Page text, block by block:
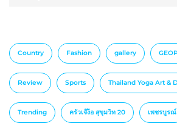
Country Fashion gallery
Review Sports Thailand Yoga Art &
Trending ครัวเจ๊ง้อ สุขุมวิท 20 เพชรบูรณ์